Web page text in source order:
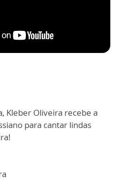
Kleber Oliveira recebe a
para cantar lindas